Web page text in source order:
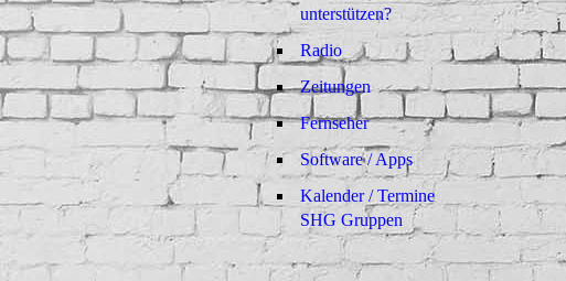
unterstützen?
Radio
Zeitungen
Fernseher
Software / Apps
Kalender / Termine
SHG Gruppen